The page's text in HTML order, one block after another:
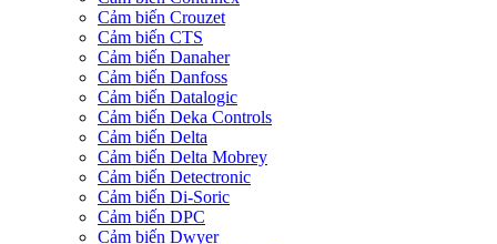
Cảm biến Crouzet
Cảm biến CTS
Cảm biến Danaher
Cảm biến Danfoss
Cảm biến Datalogic
Cảm biến Deka Controls
Cảm biến Delta
Cảm biến Delta Mobrey
Cảm biến Detectronic
Cảm biến Di-Soric
Cảm biến DPC
Cảm biến Dwyer